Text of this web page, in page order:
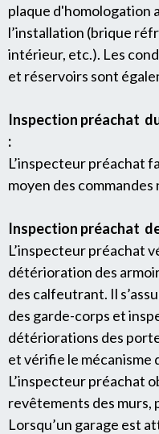
plaque d'homologation
l’installation (brique
intérieur, etc.). Les
et réservoirs sont
Inspection préachat
:
L’inspecteur préachat
moyen des commandes
Inspection préachat
L’inspecteur préachat
détérioration des
des calfeutrant. Il
des garde-corps et
détériorations des
et vérifie le
L’inspecteur préachat
revêtements des murs,
Lorsqu’un garage est